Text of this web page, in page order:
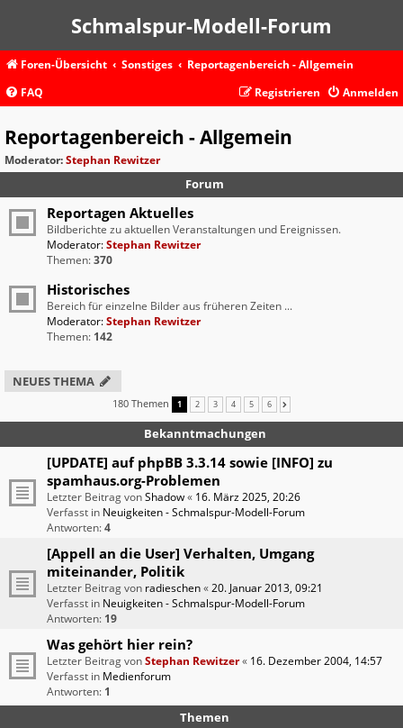
Schmalspur-Modell-Forum
Foren-Übersicht Sonstiges
Reportagenbereich - Allgemein
FAQ
Anmelden
Registrieren
Reportagenbereich - Allgemein
Moderator:Stephan Rewitzer
Forum
Reportagen Aktuelles
Bildberichte zu aktuellen Veranstaltungen und Ereignissen.
Moderator:Stephan Rewitzer
Themen:370
Historisches
Bereich für einzelne Bilder aus früheren Zeiten ...
Moderator:Stephan Rewitzer
Themen: 142
NEUES THEMA
180 Themen 1 2 3 4 5 6
Bekanntmachungen
[UPDATE] auf phpBB 3.3.14 sowie [INFO] zu
spamhaus.org-Problemen
Letzter Beitrag vonShadow« 16. März 2025, 20:26
Verfasst in Neuigkeiten - Schmalspur-Modell-Forum
Antworten:4
[Appell an die User] Verhalten, Umgang
miteinander, Politik
Letzter Beitrag von radieschen«20. Januar 2013, 09:21
Verfasst in Neuigkeiten - Schmalspur-Modell-Forum
Antworten: 19
Was gehört hier rein?
Letzter Beitrag vonStephan Rewitzer« 16. Dezember 2004, 14:57
Verfasst in Medienforum
Antworten: 1
Themen